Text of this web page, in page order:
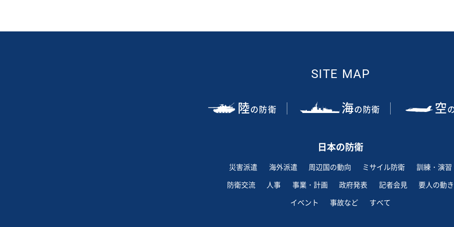
SITE MAP
陸の防衛 海の防衛 空
日本の防衛
災害派遣 海外派遣 周辺国の動向 ミサイル防衛
訓練・演習
防衛交流
人事 事業・計画 政府発表 記者会見
要人の動き
イベント
事故など すべて